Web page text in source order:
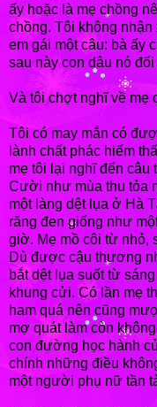
ấy hoặc là mẹ chồng
chồng. Tôi không
em gái một câu: bà ấy
sau này con dâu nó
Và tôi chợt nghĩ về mẹ
Tôi có may mắn có
lành chất phác hiếm
mẹ tôi lại nghĩ đến câu
Cười như mùa thu tỏa
một làng dệt lụa ở Hà
răng đen giống như
giờ. Mẹ mồ côi từ nhỏ,
Dù được cậu thương
bắt dệt lụa suốt từ
khung cửi. Có lần mẹ
ham quá nên cũng
mợ quát làm còn
con đường học hành
chính những điều
một người phụ nữ tần